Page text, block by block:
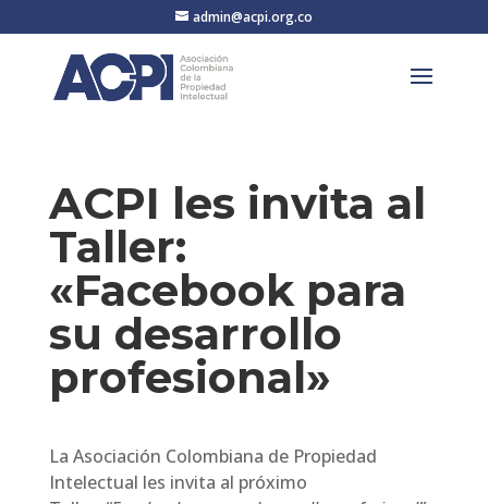
admin@acpi.org.co
ACPI les invita al
Taller:
«Facebook para
su desarrollo
profesional»
La Asociación Colombiana de Propiedad
Intelectual les invita al próximo